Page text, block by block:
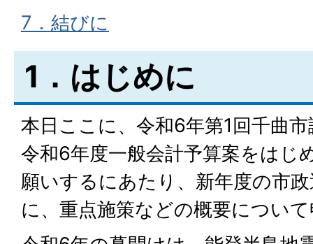
7．結びに
1．はじめに
本日ここに、令和6年第1回千曲
令和6年度一般会計予算案をはじ
願いするにあたり、新年度の市
に、重点施策などの概要につい